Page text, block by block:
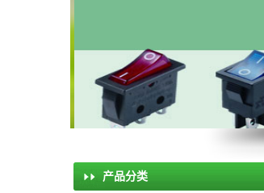
产品分类